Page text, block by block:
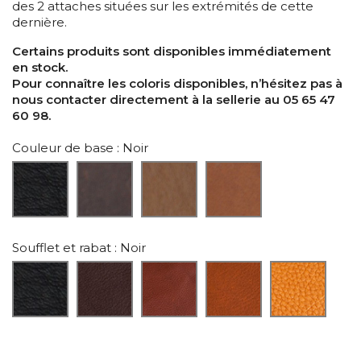
des 2 attaches situées sur les extrémités de cette
dernière.
Certains produits sont disponibles immédiatement
en stock.
Pour connaître les coloris disponibles, n’hésitez pas à
nous contacter directement à la sellerie au 05 65 47
60 98.
Couleur de base : Noir
Soufflet et rabat : Noir